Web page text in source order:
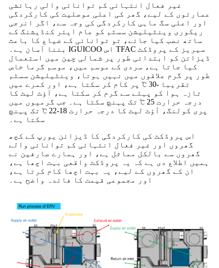
غیر فعال انتہائی کم توانائی والی رہائشی
عمارتوں کے لیے، گھر کی اعلی موصلیت کی کارکردگی
اور اعلی سگ ماہی کارکردگی کی وجہ سے، اگر انرجی
ریکوری وینٹیلیشن سسٹم کو عام ایئر کنڈیشنگ کے
ساتھ نصب کیا جائے، تو توانائی کے ضیاع کا باعث
بننا آسان ہے۔ IGUICOO اس TFAC سیریز کے پروڈکٹ
ڈیزائن کو ابتدائی طور پر شمالی چین میں استعمال
کیا جاتا ہے، سردی کے موسم میں، موسم گرما خاص
طور پر گرم علاقوں میں نہیں ہوتا، وینٹیلیشن سسٹم
تقریبا -30 ℃ پر کام کر سکتا ہے، اور کمرے میں
تازہ ہوا کو پہلے سے گرم کر سکتا ہے، آؤٹ لیٹ کا
درجہ حرارت 25 ℃ تک پہنچ سکتا ہے۔ جب گرمیوں میں
پری کولنگ، آؤٹ لیٹ کا درجہ حرارت 18-22 ℃ تک پہنچ
سکتا ہے۔
اس پروڈکٹ کی کارکردگی کا ڈیزائن یورپ کے کچھ
گھروں اور غیر فعال انتہائی کم توانائی والے
گھروں سے بالکل مماثل ہے، اور ہمارے صارفین نے
ہمیں اطلاع دی ہے کہ یہ پروڈکٹ واقعی بہت اچھا ہے،
ان کے گھروں کے لیے، یہ بہت اچھا کام کرتا ہے،
اور مجموعی قیمت کا فائدہ واضح ہے۔